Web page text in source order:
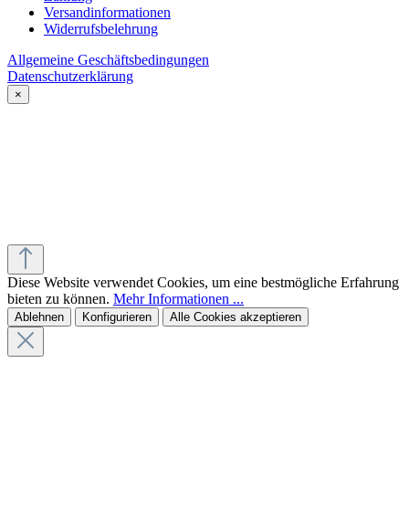
Versandinformationen
Widerrufsbelehrung
Allgemeine Geschäftsbedingungen
Datenschutzerklärung
×
Diese Website verwendet Cookies, um eine bestmögliche Erfahrung
bieten zu können. Mehr Informationen ...
Ablehnen Konfigurieren Alle Cookies akzeptieren